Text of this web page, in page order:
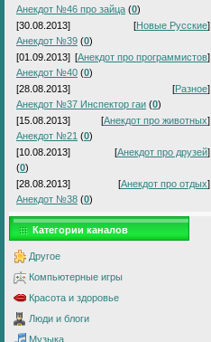
Анекдот №46 про зайца (0)
[30.08.2013]
[Новые Русские]
Анекдот №39 (0)
[01.09.2013] [Анекдот про программистов]
Анекдот №40 (0)
[28.08.2013]
[Разное]
Анекдот №37 Инспектор гаи (0)
[15.08.2013]
[Анекдот про животных]
Анекдот №21 (0)
[10.08.2013]
[Анекдот про друзей]
(0)
[28.08.2013]
[Анекдот про отдых]
Анекдот №38 (0)
Категории каналов
Другое
Компьютерные игры
Красота и здоровье
Люди и блоги
Музыка